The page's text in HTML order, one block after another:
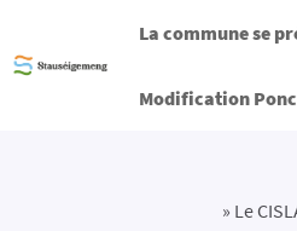
La commune se
Modification
» Le